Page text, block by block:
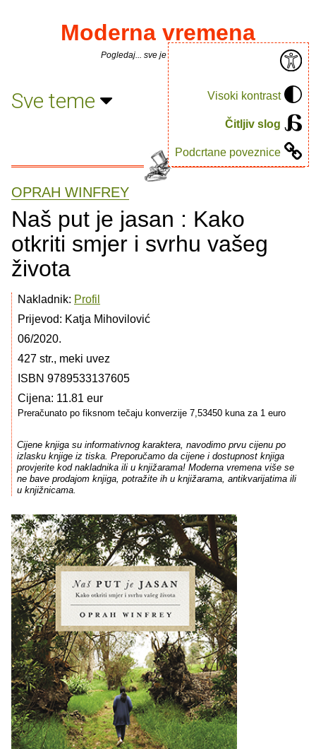
Visoki kontrast
Čitljiv slog
Podcrtane poveznice
Moderna vremena
Pogledaj... sve je puno knjiga.
Sve teme
OPRAH WINFREY
Naš put je jasan : Kako
otkriti smjer i svrhu vašeg
života
Nakladnik: Profil
Prijevod: Katja Mihovilović
06/2020.
427 str., meki uvez
ISBN 9789533137605
Cijena: 11.81 eur
Preračunato po fiksnom tečaju konverzije 7,53450 kuna za 1 euro
Cijene knjiga su informativnog karaktera, navodimo prvu cijenu po
izlasku knjige iz tiska. Preporučamo da cijene i dostupnost knjiga
provjerite kod nakladnika ili u knjižarama! Moderna vremena više se
ne bave prodajom knjiga, potražite ih u knjižarama, antikvarijatima ili
u knjižnicama.